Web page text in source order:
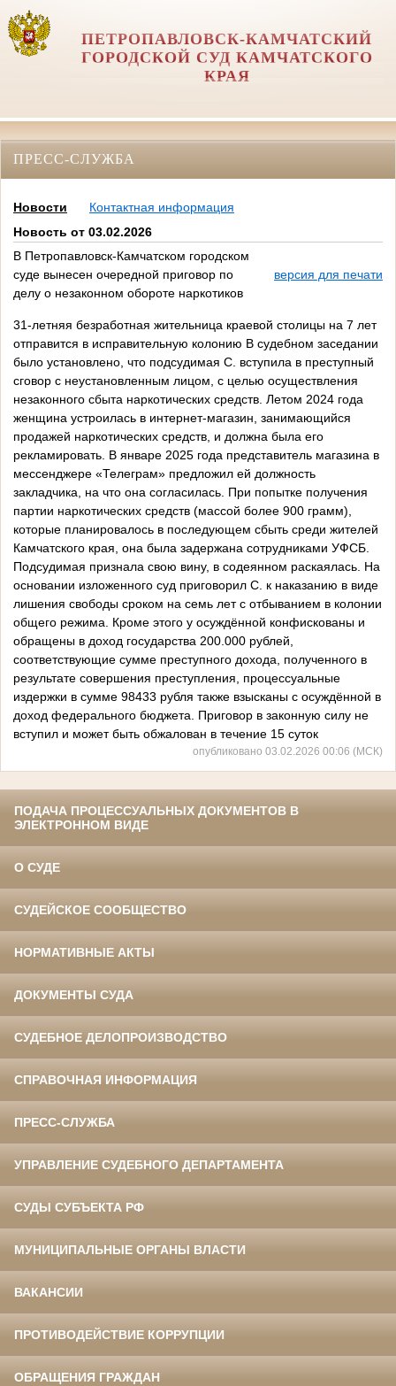
ПЕТРОПАВЛОВСК-КАМЧАТСКИЙ
ГОРОДСКОЙ СУД КАМЧАТСКОГО
КРАЯ
ПРЕСС-СЛУЖБА
Новости
Контактная информация
Новость от 03.02.2026
В Петропавловск-Камчатском городском
суде вынесен очередной приговор по
делу о незаконном обороте наркотиков
версия для печати
31-летняя безработная жительница краевой столицы на 7 лет
отправится в исправительную колонию В судебном заседании
было установлено, что подсудимая С. вступила в преступный
сговор с неустановленным лицом, с целью осуществления
незаконного сбыта наркотических средств. Летом 2024 года
женщина устроилась в интернет-магазин, занимающийся
продажей наркотических средств, и должна была его
рекламировать. В январе 2025 года представитель магазина в
мессенджере «Телеграм» предложил ей должность
закладчика, на что она согласилась. При попытке получения
партии наркотических средств (массой более 900 грамм),
которые планировалось в последующем сбыть среди жителей
Камчатского края, она была задержана сотрудниками УФСБ.
Подсудимая признала свою вину, в содеянном раскаялась. На
основании изложенного суд приговорил С. к наказанию в виде
лишения свободы сроком на семь лет с отбыванием в колонии
общего режима. Кроме этого у осуждённой конфискованы и
обращены в доход государства 200.000 рублей,
соответствующие сумме преступного дохода, полученного в
результате совершения преступления, процессуальные
издержки в сумме 98433 рубля также взысканы с осуждённой в
доход федерального бюджета. Приговор в законную силу не
вступил и может быть обжалован в течение 15 суток
опубликовано 03.02.2026 00:06 (МСК)
ПОДАЧА ПРОЦЕССУАЛЬНЫХ ДОКУМЕНТОВ В
ЭЛЕКТРОННОМ ВИДЕ
О СУДЕ
СУДЕЙСКОЕ СООБЩЕСТВО
НОРМАТИВНЫЕ АКТЫ
ДОКУМЕНТЫ СУДА
СУДЕБНОЕ ДЕЛОПРОИЗВОДСТВО
СПРАВОЧНАЯ ИНФОРМАЦИЯ
ПРЕСС-СЛУЖБА
УПРАВЛЕНИЕ СУДЕБНОГО ДЕПАРТАМЕНТА
СУДЫ СУБЪЕКТА РФ
МУНИЦИПАЛЬНЫЕ ОРГАНЫ ВЛАСТИ
ВАКАНСИИ
ПРОТИВОДЕЙСТВИЕ КОРРУПЦИИ
ОБРАЩЕНИЯ ГРАЖДАН